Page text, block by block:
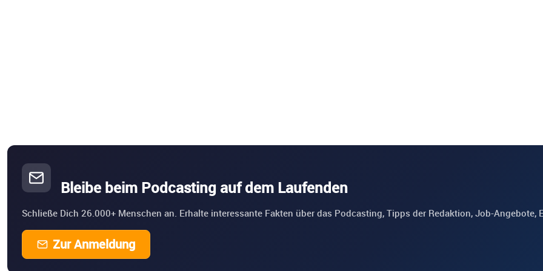
Bleibe beim Podcasting auf dem Laufenden
Schließe Dich 26.000+ Menschen an. Erhalte interessante Fakten über das Podcasting, Tipps der Redaktion, Job-Angebote,
Zur Anmeldung